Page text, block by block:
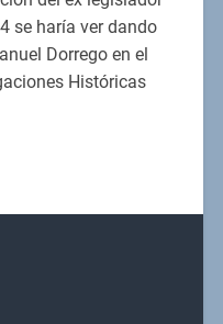
se haría ver dando
Dorrego en el
Históricas